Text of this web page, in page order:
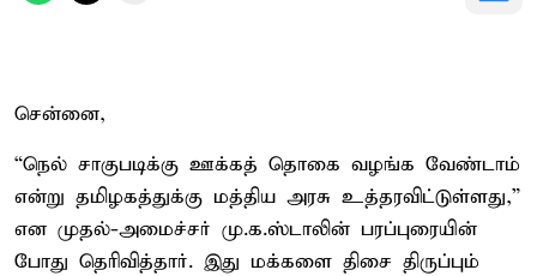
சென்னை,
“நெல் சாகுபடிக்கு ஊக்கத் தொகை வழங்க வேண்டாம்
என்று தமிழகத்துக்கு மத்திய அரசு உத்தரவிட்டுள்ளது,”
என முதல்-அமைச்சர் மு.க.ஸ்டாலின் பரப்புரையின்
போது தெரிவித்தார். இது மக்களை திசை திருப்பும்